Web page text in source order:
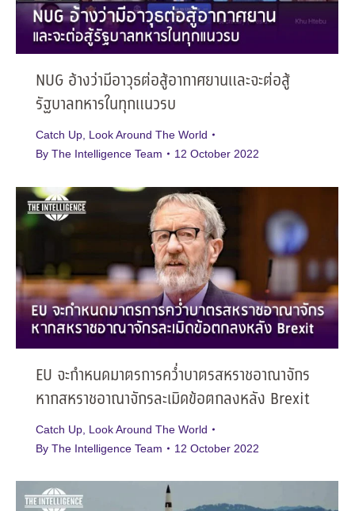
NUG อ้างว่ามีอาวุธต่อสู้อากาศยานและจะต่อสู้
รัฐบาลทหารในทุกแนวรบ
Catch Up Look Around The World
By The Intelligence Team 12 October 2022
EU จะกำหนดมาตรการคว่ำบาตรสหราชอาณาจักร
หากสหราชอาณาจักรละเมิดข้อตกลงหลัง Brexit
Catch Up Look Around The World
By The Intelligence Team 12 October 2022